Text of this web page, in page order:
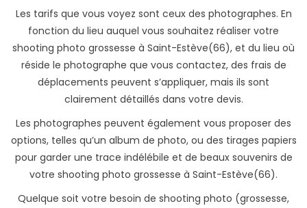
Les tarifs que vous voyez sont ceux des photographes. En
fonction du lieu auquel vous souhaitez réaliser votre
shooting photo grossesse à Saint-Estève(66), et du lieu où
réside le photographe que vous contactez, des frais de
déplacements peuvent s’appliquer, mais ils sont
clairement détaillés dans votre devis.
Les photographes peuvent également vous proposer des
options, telles qu’un album de photo, ou des tirages papiers
pour garder une trace indélébile et de beaux souvenirs de
votre shooting photo grossesse à Saint-Estève(66).
Quelque soit votre besoin de shooting photo (grossesse,